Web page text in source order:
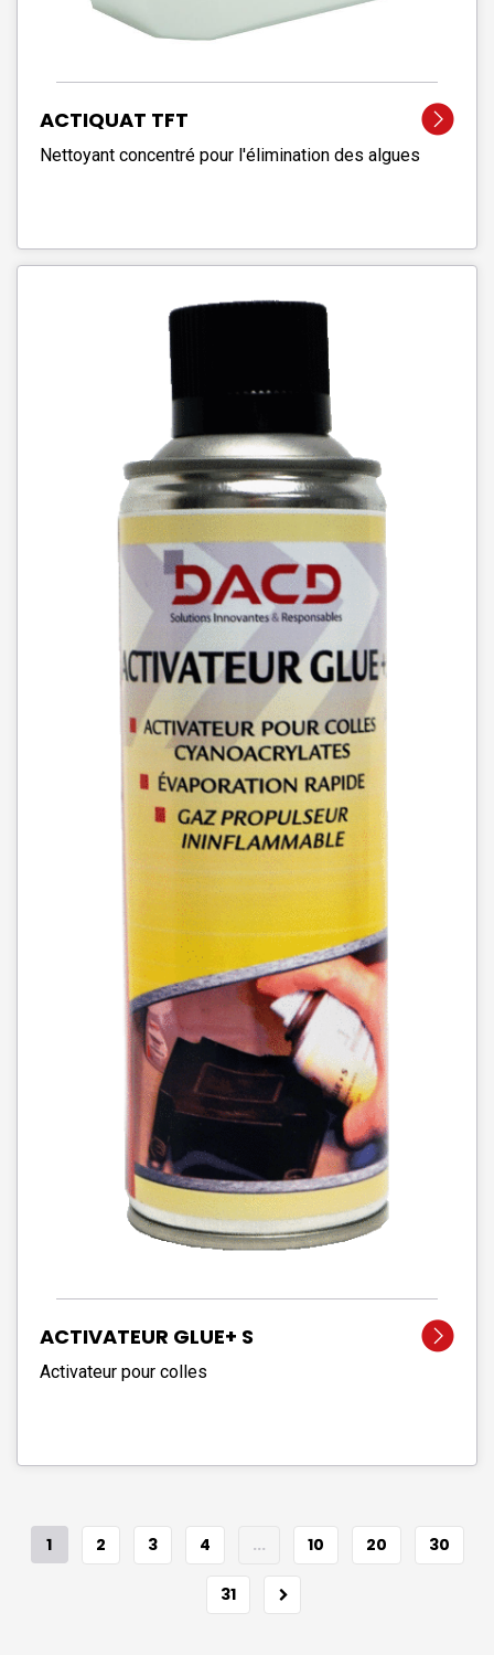
ACTIQUAT TFT
Nettoyant concentré pour l'élimination des algues
ACTIVATEUR GLUE+ S
Activateur pour colles
1 2 3 4 ... 10 20 30
31